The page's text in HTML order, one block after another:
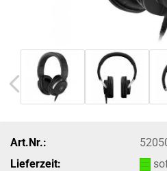
Art.Nr.:
Lieferzeit: